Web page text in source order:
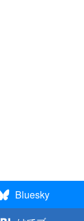
Bluesky